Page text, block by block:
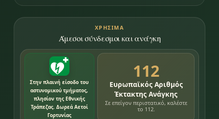
ΧΡΉΣΙΜΑ
Άμεσοι σύνδεσμοι και ανάγκη
Στην πλαινή είσοδο του
αστυνομικού τμήματος,
πλησίον της Εθνικής
Τράπεζας. Δωρεά Αετοί
Γορτυνίας
112
Ευρωπαϊκός Αριθμός
Έκτακτης Ανάγκης
Σε επείγον περιστατικό, καλέστε
το 112.